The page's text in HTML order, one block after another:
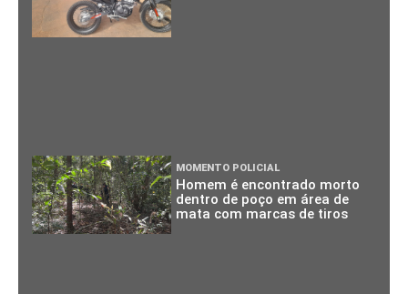
MOMENTO POLICIAL
Homem é encontrado morto
dentro de poço em área de
mata com marcas de tiros